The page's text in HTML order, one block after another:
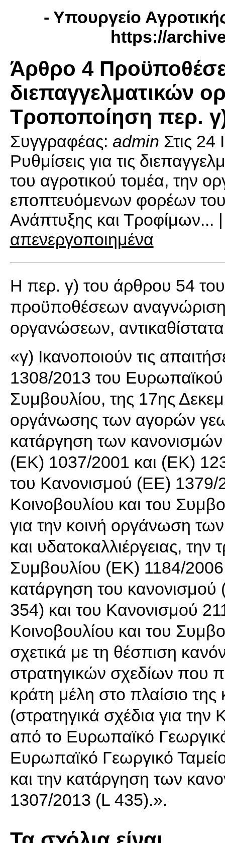
- Υπουργείο
https://
Άρθρο 4
διεπαγγελματικών
Τροποποίηση περ.
Συγγραφέας: admin Στις 24
Ρυθμίσεις για τις
του αγροτικού τομέα, την
εποπτευόμενων φορέων
Ανάπτυξης και Τροφίμων...
απενεργοποιημένα
Η περ. γ) του άρθρου 54
προϋποθέσεων
οργανώσεων,
«γ) Ικανοποιούν τις
1308/2013 του Ευρωπαϊκού
Συμβουλίου, της 17ης
οργάνωσης των αγορών
κατάργηση των
(ΕΚ) 1037/2001 και (ΕΚ)
του Κανονισμού (ΕΕ)
Κοινοβουλίου και του
για την κοινή οργάνωση
και υδατοκαλλιέργειας,
Συμβουλίου (ΕΚ) 1184/
κατάργηση του
354) και του Κανονισμού
Κοινοβουλίου και του
σχετικά με τη θέσπιση
στρατηγικών σχεδίων που
κράτη μέλη στο πλαίσιο της
(στρατηγικά σχέδια για
από το Ευρωπαϊκό
Ευρωπαϊκό Γεωργικό
και την κατάργηση των
1307/2013 (L 435).».